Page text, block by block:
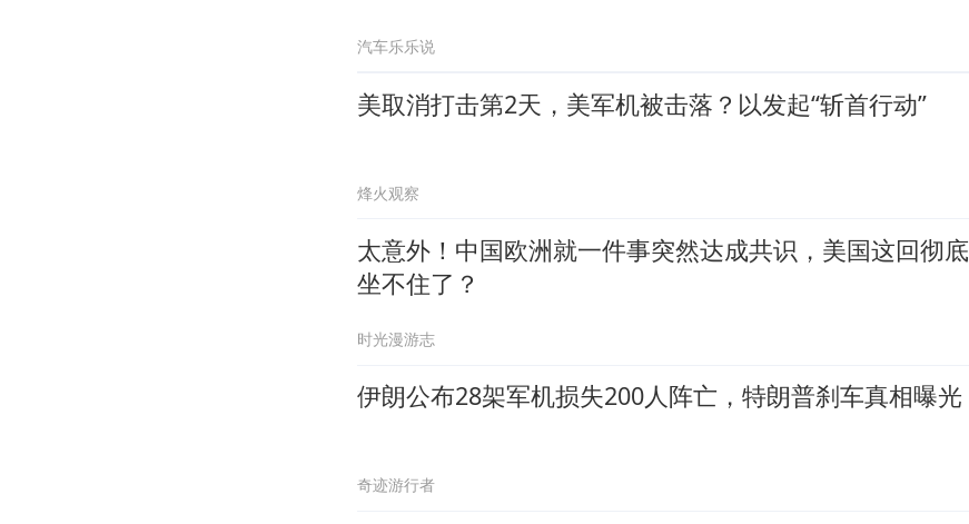
汽车乐乐说
美取消打击第2天，美军机被击落？以发起“斩首行动”
烽火观察
太意外！中国欧洲就一件事突然达成共识，美国这回彻底
坐不住了？
时光漫游志
伊朗公布28架军机损失200人阵亡，特朗普刹车真相曝光
奇迹游行者